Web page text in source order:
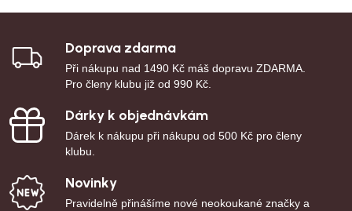
Doprava zdarma
Při nákupu nad 1490 Kč máš dopravu ZDARMA.
Pro členy klubu již od 990 Kč.
Dárky k objednávkám
Dárek k nákupu při nákupu od 500 Kč pro členy
klubu.
Novinky
Pravidelně přinášíme nové neokoukané značky a